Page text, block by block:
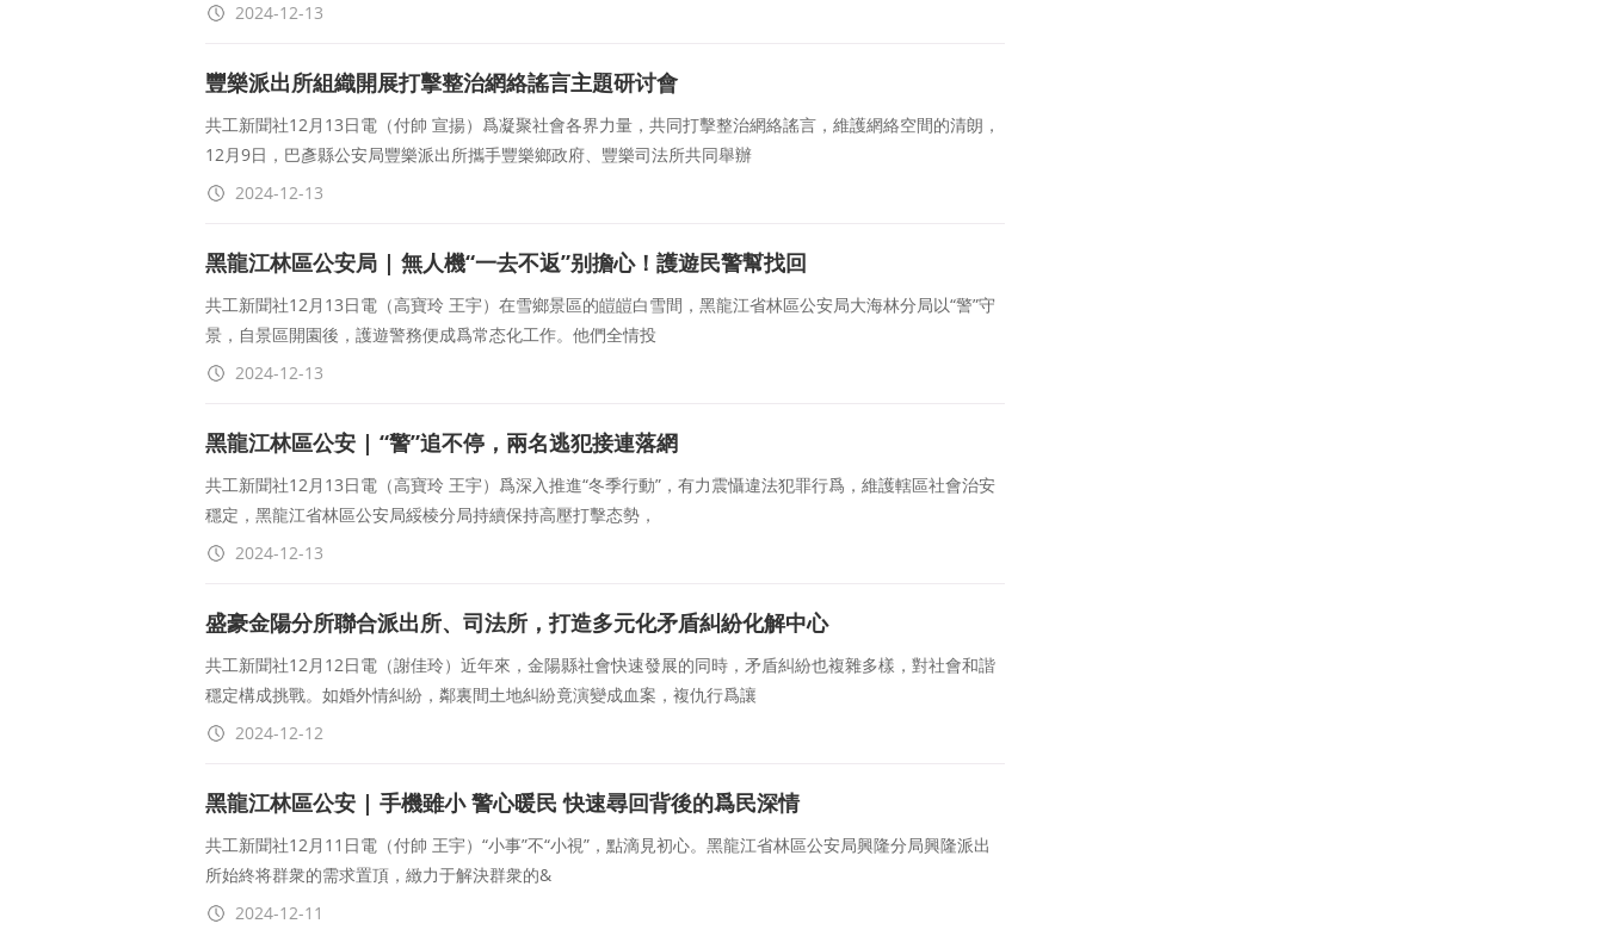
2024-12-13
豐樂派出所組織開展打擊整治網絡謠言主題研讨會
共工新聞社12月13日電（付帥 宣揚）爲凝聚社會各界力量，共同打擊整治網絡謠言，維護網絡空間的清朗，
12月9日，巴彥縣公安局豐樂派出所攜手豐樂鄉政府、豐樂司法所共同舉辦
2024-12-13
黑龍江林區公安局 | 無人機“一去不返”别擔心！護遊民警幫找回
共工新聞社12月13日電（高寶玲 王宇）在雪鄉景區的皚皚白雪間，黑龍江省林區公安局大海林分局以“警”守
景，自景區開園後，護遊警務便成爲常态化工作。他們全情投
2024-12-13
黑龍江林區公安 | “警”追不停，兩名逃犯接連落網
共工新聞社12月13日電（高寶玲 王宇）爲深入推進“冬季行動”，有力震懾違法犯罪行爲，維護轄區社會治安
穩定，黑龍江省林區公安局綏棱分局持續保持高壓打擊态勢，
2024-12-13
盛豪金陽分所聯合派出所、司法所，打造多元化矛盾糾紛化解中心
共工新聞社12月12日電（謝佳玲）近年來，金陽縣社會快速發展的同時，矛盾糾紛也複雜多樣，對社會和諧
穩定構成挑戰。如婚外情糾紛，鄰裏間土地糾紛竟演變成血案，複仇行爲讓
2024-12-12
黑龍江林區公安 | 手機雖小 警心暖民 快速尋回背後的爲民深情
共工新聞社12月11日電（付帥 王宇）“小事”不“小視”，點滴見初心。黑龍江省林區公安局興隆分局興隆派出
所始終将群衆的需求置頂，緻力于解決群衆的&
2024-12-11